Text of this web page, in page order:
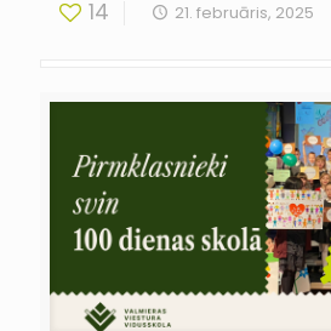
14 21. februāris, 2025